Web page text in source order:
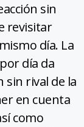
sin
revisitar
día. La
día da
rival de la
en cuenta
como